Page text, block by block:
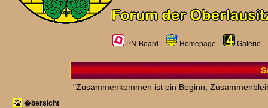
PN-Board Homepage Galerie
"Zusammenkommen ist ein Beginn,
�bersicht